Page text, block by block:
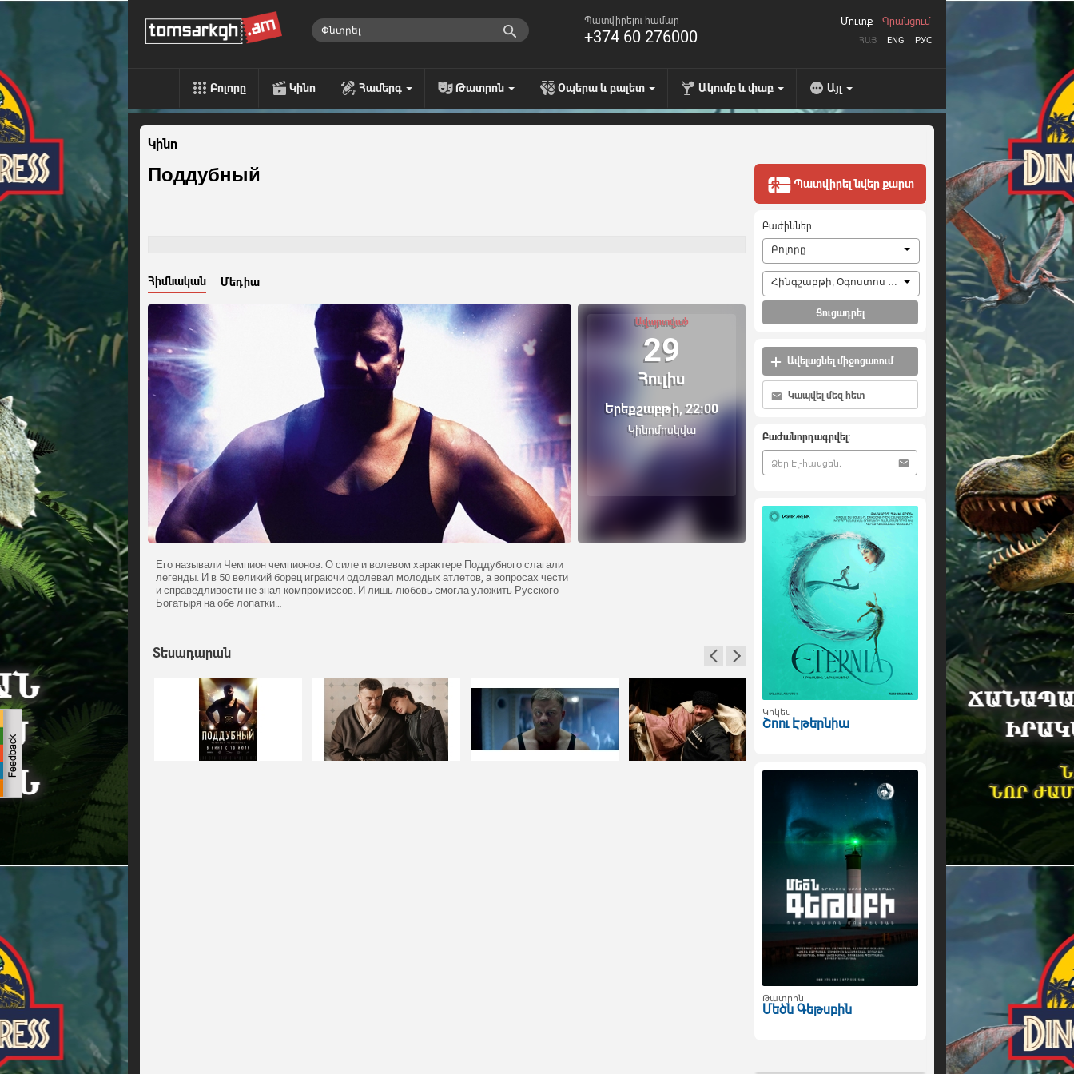
Պատվիրելու համար
+374 60 276000 ՀԱՅ ENG РУС
Մուտք Գրանցում
Բոլորը Կինո Համերգ Թատրոն Օպերա և բալետ Ակումբ և փաբ Այլ
Կինո
Поддубный
Հիմնական Մեդիա
Ավարտված
29
Հուլիս
Երեքշաբթի, 22:00
Կինոմոսկվա
Его называли Чемпион чемпионов. О силе и волевом характере Поддубного слагали
легенды. И в 50 великий борец играючи одолевал молодых атлетов, а вопросах чести
и справедливости не знал компромиссов. И лишь любовь смогла уложить Русского
Богатыря на обе лопатки…
Տեսադարան
Պատվիրել նվեր քարտ
Բաժիններ
Բոլորը
Հինգշաբթի, Օգոստոս 6, 2026
Ցուցադրել
Ավելացնել միջոցառում
Կապվել մեզ հետ
Բաժանորդագրվել:
Կրկես
Շոու Էթերնիա
Թատրոն
Մեծն Գեթսբին